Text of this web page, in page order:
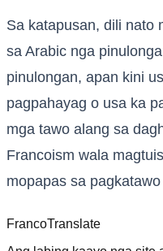
Sa katapusan, dili nato
sa Arabic nga
pinulongan, apan kini
pagpahayag o usa ka
mga tawo alang sa
Francoism wala
mopapas sa
FrancoTranslate